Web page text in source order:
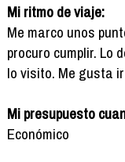
Mi ritmo de viaje:
Me marco unos
procuro cumplir. Lo
lo visito. Me gusta
Mi presupuesto
Económico